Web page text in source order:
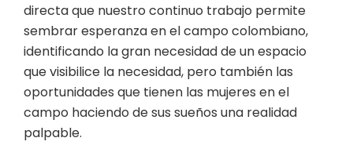
directa que nuestro continuo trabajo permite
sembrar esperanza en el campo colombiano,
identificando la gran necesidad de un espacio
que visibilice la necesidad, pero también las
oportunidades que tienen las mujeres en el
campo haciendo de sus sueños una realidad
palpable.